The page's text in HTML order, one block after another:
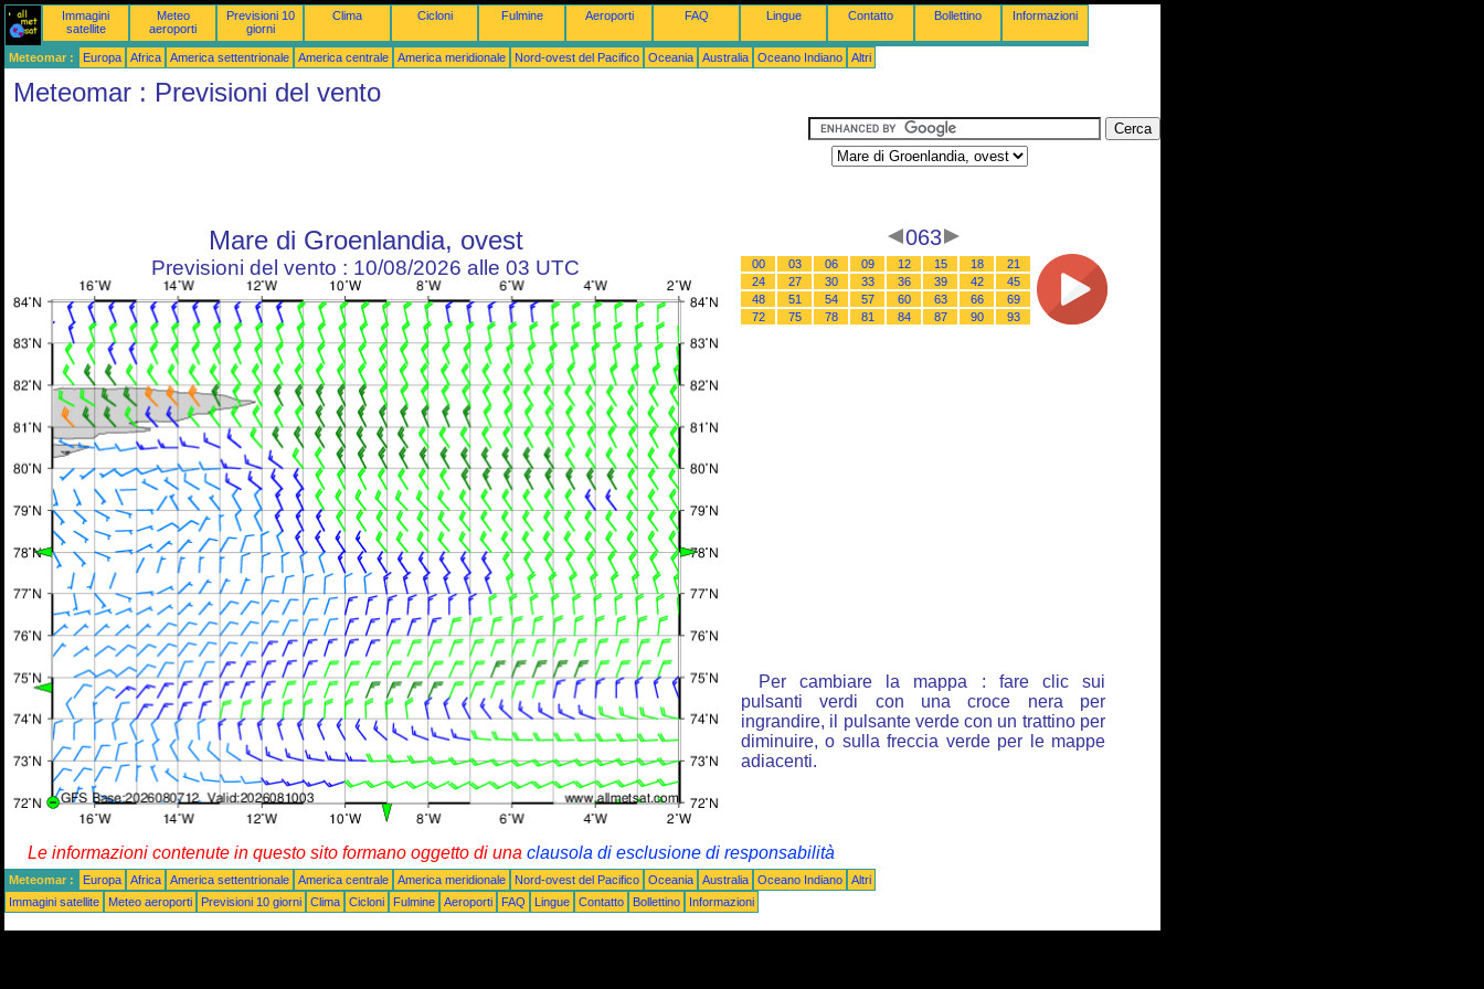
Immagini
satellite
Meteo
aeroporti
Previsioni 10
giorni
Clima Cicloni Fulmine Aeroporti FAQ Lingue Contatto Bollettino Informazioni
Meteomar : Europa Africa America settentrionale America centrale America meridionale Nord-ovest del Pacifico Oceania Australia Oceano Indiano Altri
Meteomar : Previsioni del vento
Mare di Groenlandia, ovest
Previsioni del vento : 10/08/2026 alle 03 UTC
063
00 03 06 09 12 15 18
21
24
27 30 33 36 39 42
45
48
51 54 57 60 63 66
69
72
75 78 81 84 87 90 93
Per cambiare la mappa : fare clic sui
pulsanti verdi con una croce nera per
ingrandire, il pulsante verde con un trattino per
diminuire, o sulla freccia verde per le mappe
adiacenti.
Le informazioni contenute in questo sito formano oggetto di una clausola di esclusione di responsabilità
Meteomar : Europa Africa America settentrionale America centrale America meridionale Nord-ovest del Pacifico Oceania Australia Oceano Indiano
Altri
Immagini satellite
Meteo aeroporti Previsioni 10 giorni Clima Cicloni Fulmine Aeroporti FAQ Lingue Contatto Bollettino Informazioni